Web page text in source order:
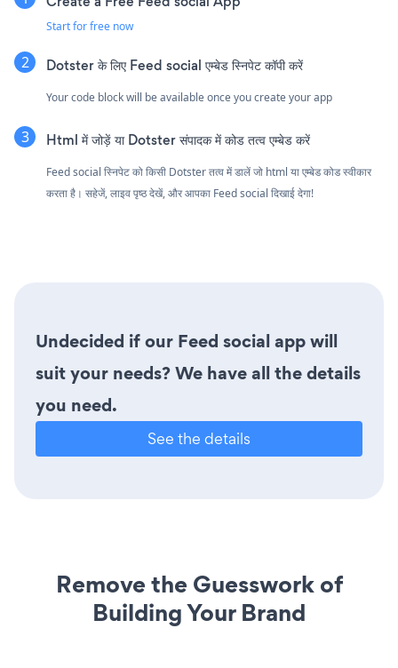
Start for free now
Dotster के लिए Feed social एम्बेड स्निपेट कॉपी करें
Your code block will be available once you create your app
Html में जोड़ें या Dotster संपादक में कोड तत्व एम्बेड करें
Feed social स्निपेट को किसी Dotster तत्व में डालें जो html या एम्बेड कोड स्वीकार
करता है। सहेजें, लाइव पृष्ठ देखें, और आपका Feed social दिखाई देगा!
Undecided if our Feed social app will
suit your needs? We have all the details
you need.
See the details
Remove the Guesswork of
Building Your Brand